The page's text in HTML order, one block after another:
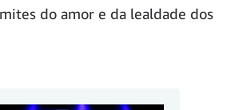
do amor e da lealdade dos